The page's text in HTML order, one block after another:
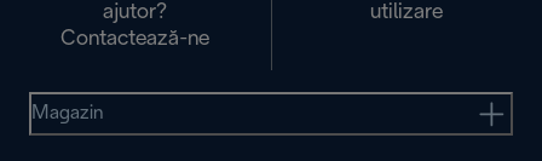
ajutor?
Contactează-ne
utilizare
Magazin